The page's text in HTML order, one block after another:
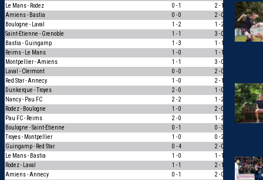
Le Mans - Rodez
0 - 1 2 - 1
0
Amiens - Bastia
0 - 0 2 - 0
0
Boulogne - Laval
1 - 2 1 - 2
3
Saint-Etienne - Grenoble
1 - 1 3 - 0
0
Bastia - Guingamp
1 - 3 1 - 1
0
Reims - Le Mans
1 - 0 1 - 1
Montpellier - Amiens
1 - 1 3 - 0
Laval - Clermont
0 - 0 2 - 0
Red Star - Annecy
1 - 0 2 - 1
Dunkerque - Troyes
2 - 0 1 - 0
1
Nancy - Pau FC
2 - 2 1 - 2
0
Rodez - Boulogne
1 - 0 2 - 0
1
Pau FC - Reims
2 - 0 1 - 2
Boulogne - Saint-Etienne
0 - 1 0 - 3
Troyes - Montpellier
1 - 0 0 - 2
Guingamp - Red Star
0 - 4 2 - 0
Le Mans - Bastia
1 - 0 1 - 1
0
Rodez - Laval
1 - 1 2 - 1
0
Amiens - Annecy
0 - 1 2 - 0
0